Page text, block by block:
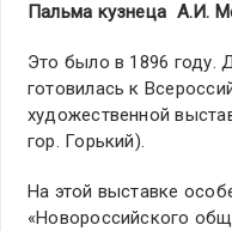
Пальма кузнеца А.И.
Это было в 1896 году.
готовилась к
художественной
гор. Горький).
На этой выставке
«Новороссийского